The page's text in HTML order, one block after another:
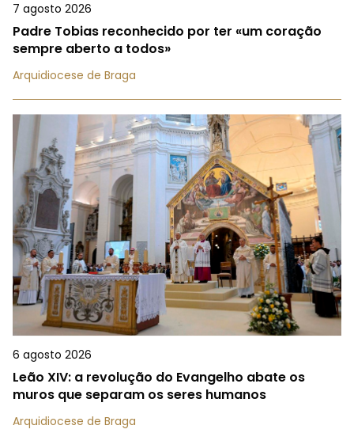
7 agosto 2026
Padre Tobias reconhecido por ter «um coração
sempre aberto a todos»
Arquidiocese de Braga
6 agosto 2026
Leão XIV: a revolução do Evangelho abate os
muros que separam os seres humanos
Arquidiocese de Braga